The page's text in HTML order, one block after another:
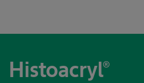
Histoacryl®